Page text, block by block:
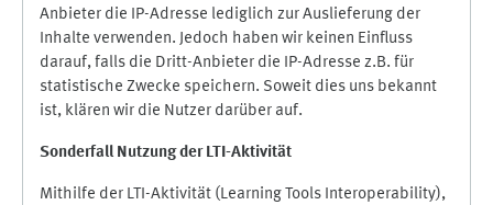
Anbieter die IP-Adresse lediglich zur Auslieferung der
Inhalte verwenden. Jedoch haben wir keinen Einfluss
darauf, falls die Dritt-Anbieter die IP-Adresse z.B. für
statistische Zwecke speichern. Soweit dies uns bekannt
ist, klären wir die Nutzer darüber auf.
Sonderfall Nutzung der LTI-Aktivität
Mithilfe der LTI-Aktivität (Learning Tools Interoperability),